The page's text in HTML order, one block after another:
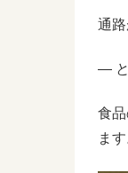
通
— と
食
ます